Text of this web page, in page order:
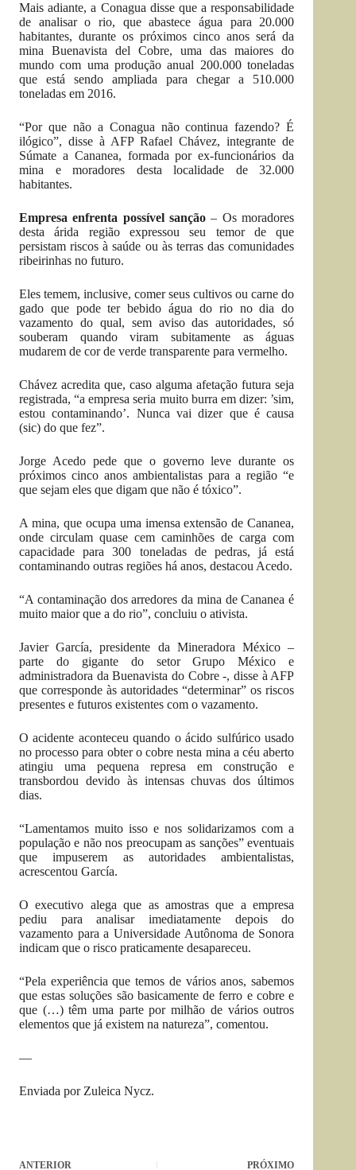
Mais adiante, a Conagua disse que a responsabilidade
de analisar o rio, que abastece água para 20.000
habitantes, durante os próximos cinco anos será da
mina Buenavista del Cobre, uma das maiores do
mundo com uma produção anual 200.000 toneladas
que está sendo ampliada para chegar a 510.000
toneladas em 2016.
“Por que não a Conagua não continua fazendo? É
ilógico”, disse à AFP Rafael Chávez, integrante de
Súmate a Cananea, formada por ex-funcionários da
mina e moradores desta localidade de 32.000
habitantes.
Empresa enfrenta possível sanção – Os moradores
desta árida região expressou seu temor de que
persistam riscos à saúde ou às terras das comunidades
ribeirinhas no futuro.
Eles temem, inclusive, comer seus cultivos ou carne do
gado que pode ter bebido água do rio no dia do
vazamento do qual, sem aviso das autoridades, só
souberam quando viram subitamente as águas
mudarem de cor de verde transparente para vermelho.
Chávez acredita que, caso alguma afetação futura seja
registrada, “a empresa seria muito burra em dizer: ’sim,
estou contaminando’. Nunca vai dizer que é causa
(sic) do que fez”.
Jorge Acedo pede que o governo leve durante os
próximos cinco anos ambientalistas para a região “e
que sejam eles que digam que não é tóxico”.
A mina, que ocupa uma imensa extensão de Cananea,
onde circulam quase cem caminhões de carga com
capacidade para 300 toneladas de pedras, já está
contaminando outras regiões há anos, destacou Acedo.
“A contaminação dos arredores da mina de Cananea é
muito maior que a do rio”, concluiu o ativista.
Javier García, presidente da Mineradora México –
parte do gigante do setor Grupo México e
administradora da Buenavista do Cobre -, disse à AFP
que corresponde às autoridades “determinar” os riscos
presentes e futuros existentes com o vazamento.
O acidente aconteceu quando o ácido sulfúrico usado
no processo para obter o cobre nesta mina a céu aberto
atingiu uma pequena represa em construção e
transbordou devido às intensas chuvas dos últimos
dias.
“Lamentamos muito isso e nos solidarizamos com a
população e não nos preocupam as sanções” eventuais
que impuserem as autoridades ambientalistas,
acrescentou García.
O executivo alega que as amostras que a empresa
pediu para analisar imediatamente depois do
vazamento para a Universidade Autônoma de Sonora
indicam que o risco praticamente desapareceu.
“Pela experiência que temos de vários anos, sabemos
que estas soluções são basicamente de ferro e cobre e
que (…) têm uma parte por milhão de vários outros
elementos que já existem na natureza”, comentou.
—
Enviada por Zuleica Nycz.
ANTERIOR PRÓXIMO